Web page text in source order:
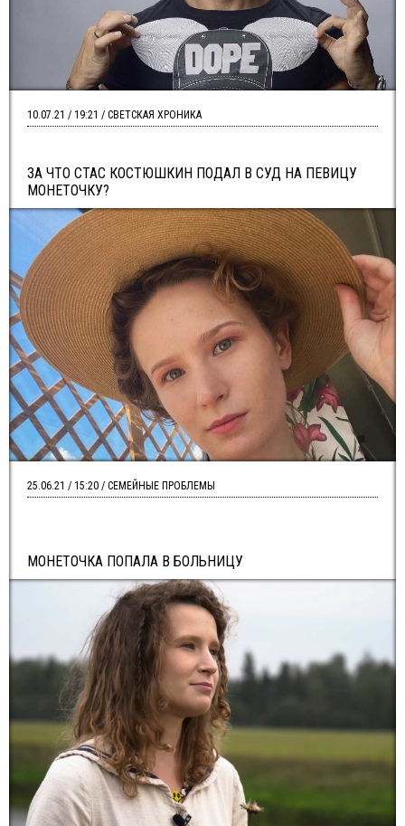
ЗА ЧТО СТАС КОСТЮШКИН ПОДАЛ В СУД НА ПЕВИЦУ
МОНЕТОЧКУ?
10.07.21 / 19:21 / СВЕТСКАЯ ХРОНИКА
МОНЕТОЧКА ПОПАЛА В БОЛЬНИЦУ
25.06.21 / 15:20 / СЕМЕЙНЫЕ ПРОБЛЕМЫ